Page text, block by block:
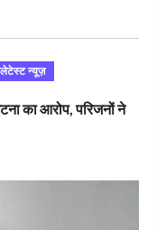
लेटेस्ट न्यूज़
का आरोप, परिजनों ने